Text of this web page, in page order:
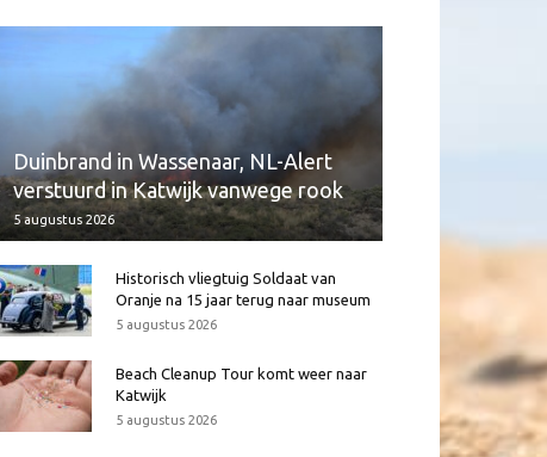
Duinbrand in Wassenaar, NL-Alert
verstuurd in Katwijk vanwege rook
5 augustus 2026
Historisch vliegtuig Soldaat van
Oranje na 15 jaar terug naar museum
5 augustus 2026
Beach Cleanup Tour komt weer naar
Katwijk
5 augustus 2026